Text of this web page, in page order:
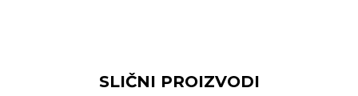
SLIČNI PROIZVODI